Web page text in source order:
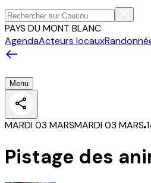
PAYS DU MONT BLANC
AgendaActeurs locaux
Menu
MARDI 03 MARSMARDI 03 MARS
Pistage des